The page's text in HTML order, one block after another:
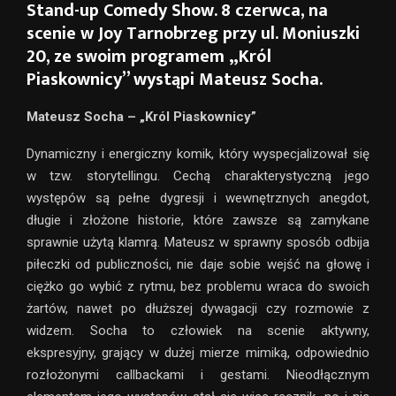
Stand-up Comedy Show. 8 czerwca, na
scenie w Joy Tarnobrzeg przy ul. Moniuszki
20, ze swoim programem „Król
Piaskownicy” wystąpi Mateusz Socha.
Mateusz Socha – „Król Piaskownicy”
Dynamiczny i energiczny komik, który wyspecjalizował się
w tzw. storytellingu. Cechą charakterystyczną jego
występów są pełne dygresji i wewnętrznych anegdot,
długie i złożone historie, które zawsze są zamykane
sprawnie użytą klamrą. Mateusz w sprawny sposób odbija
piłeczki od publiczności, nie daje sobie wejść na głowę i
ciężko go wybić z rytmu, bez problemu wraca do swoich
żartów, nawet po dłuższej dywagacji czy rozmowie z
widzem. Socha to człowiek na scenie aktywny,
ekspresyjny, grający w dużej mierze mimiką, odpowiednio
rozłożonymi callbackami i gestami. Nieodłącznym